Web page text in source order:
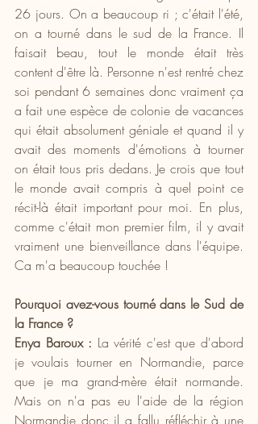
26 jours. On a beaucoup ri ; c'était l'été,
on a tourné dans le sud de la France. Il
faisait beau, tout le monde était très
content d'être là. Personne n'est rentré chez
soi pendant 6 semaines donc vraiment ça
a fait une espèce de colonie de vacances
qui était absolument géniale et quand il y
avait des moments d'émotions à tourner
on était tous pris dedans. Je crois que tout
le monde avait compris à quel point ce
récit-là était important pour moi. En plus,
comme c'était mon premier film, il y avait
vraiment une bienveillance dans l'équipe.
Ca m'a beaucoup touchée !
Pourquoi avez-vous tourné dans le Sud de
la France ?
Enya Baroux : La vérité c'est que d'abord
je voulais tourner en Normandie, parce
que je ma grand-mère était normande.
Mais on n'a pas eu l'aide de la région
Normandie donc il a fallu réfléchir à une